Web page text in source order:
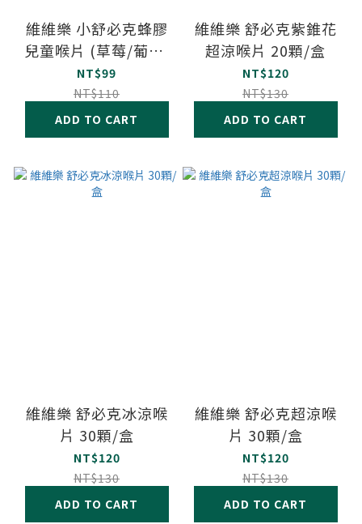
維維樂 小舒必克蜂膠
兒童喉片 (草莓/葡萄)
30顆/盒
NT$99
NT$110
ADD TO CART
維維樂 舒必克紫錐花
超涼喉片 20顆/盒
NT$120
NT$130
ADD TO CART
維維樂 舒必克冰涼喉
片 30顆/盒
NT$120
NT$130
ADD TO CART
維維樂 舒必克超涼喉
片 30顆/盒
NT$120
NT$130
ADD TO CART